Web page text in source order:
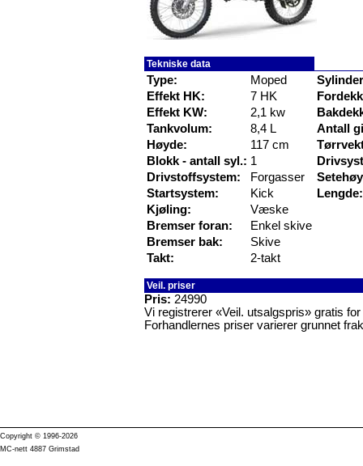
Tekniske data
Type:
Moped
Effekt HK:
7 HK
Effekt KW:
2,1 kw
Tankvolum:
8,4 L
Høyde:
117 cm
Blokk - antall syl.: 1
Drivstoffsystem:
Forgasser
Startsystem:
Kick
Kjøling:
Væske
Bremser foran:
Enkel skive
Bremser bak:
Skive
Takt:
2-takt
Antall
Lengde:
Veil. priser
Pris: 24990
Vi registrerer «Veil. utsalgspris» gratis
Forhandlernes priser varierer grunnet
Copyright © 1996-2026
MC-nett 4887 Grimstad